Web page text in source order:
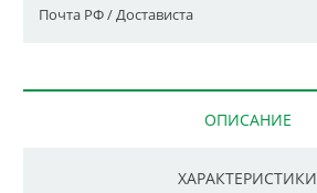
Почта РФ / Достависта
ОПИСАНИЕ
ХАРАКТЕРИСТИКИ